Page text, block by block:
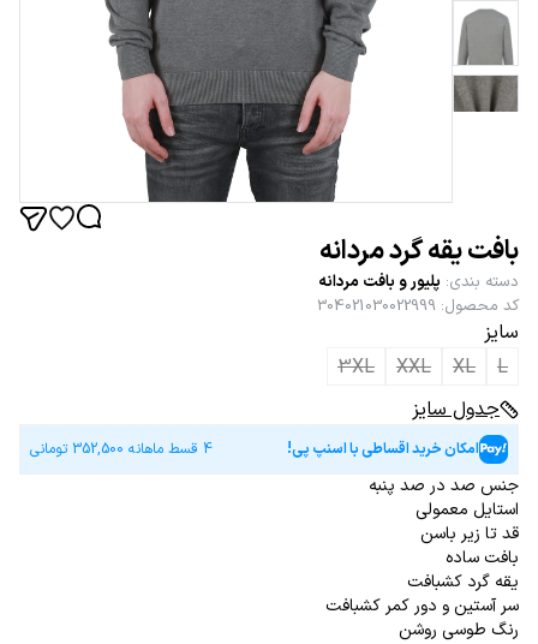
بافت یقه گرد مردانه
دسته بندی: پلیور و بافت مردانه
کد محصول:
304021030022999
سایز
L
XL
XXL
3XL
جدول سایز
امکان خرید اقساطی با اسنپ پی! 4 قسط ماهانه 352,500 تومانی
جنس صد در صد پنبه
استایل معمولی
قد تا زیر باسن
بافت ساده
یقه گرد کشبافت
سر آستین و دور کمر کشبافت
رنگ طوسی روشن